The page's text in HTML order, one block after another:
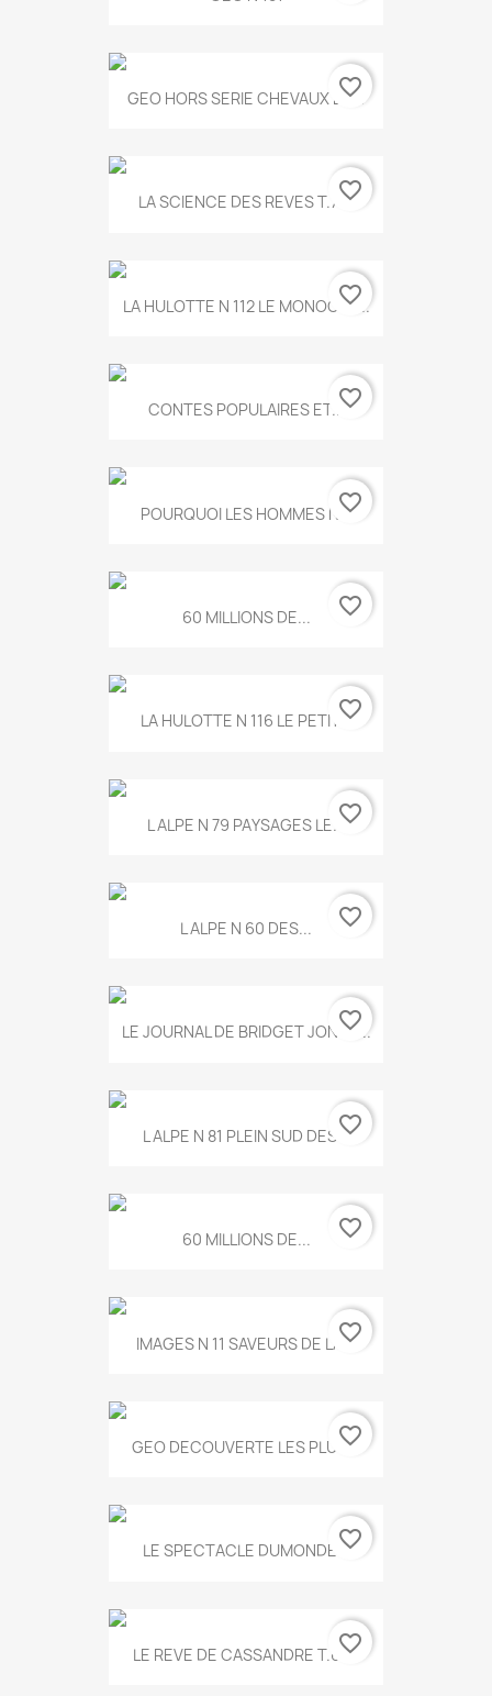
GEO HORS SERIE CHEVAUX ET...
favorite_border
LA SCIENCE DES REVES T.787
favorite_border
LA HULOTTE N 112 LE MONOCLE...
favorite_border
CONTES POPULAIRES ET...favorite_border
POURQUOI LES HOMMES N...favorite_border
60 MILLIONS DE... favorite_border
LA HULOTTE N 116 LE PETIT...favorite_border
L ALPE N 79 PAYSAGES LE...favorite_border
L ALPE N 60 DES... favorite_border
LE JOURNAL DE BRIDGET JONES...
favorite_border
L ALPE N 81 PLEIN SUD DES...favorite_border
60 MILLIONS DE... favorite_border
IMAGES N 11 SAVEURS DE LA...
favorite_border
GEO DECOUVERTE LES PLUS...
favorite_border
LE SPECTACLE DUMONDE...favorite_border
LE REVE DE CASSANDRE T.634
favorite_border